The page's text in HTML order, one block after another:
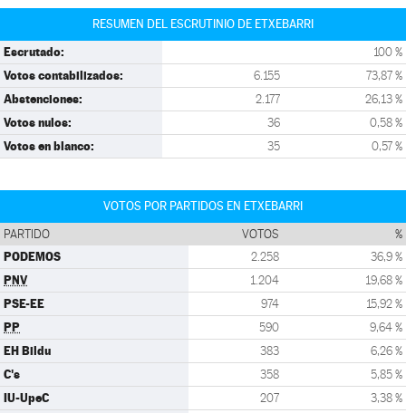
RESUMEN DEL ESCRUTINIO DE ETXEBARRI
Escrutado: 100 %
Votos contabilizados: 6.155 73,87 %
Abstenciones: 2.177 26,13 %
Votos nulos: 36 0,58 %
Votos en blanco: 35 0,57 %
VOTOS POR PARTIDOS EN ETXEBARRI
PARTIDO VOTOS %
PODEMOS 2.258 36,9 %
PNV 1.204 19,68 %
PSE-EE 974 15,92 %
PP 590 9,64 %
EH Bildu 383 6,26 %
C's 358 5,85 %
IU-UpeC 207 3,38 %